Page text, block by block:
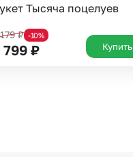
Тысяча поцелуев
₽ -10%
799 ₽ Купить